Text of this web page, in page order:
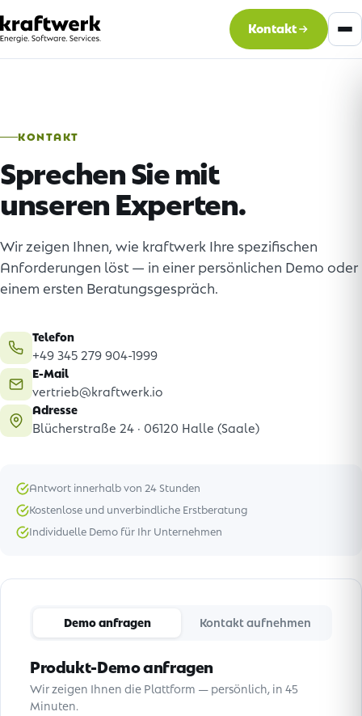
Kontakt
KONTAKT
Sprechen Sie mit
unseren Experten.
Wir zeigen Ihnen, wie kraftwerk Ihre spezifischen
Anforderungen löst — in einer persönlichen Demo oder
einem ersten Beratungsgespräch.
Telefon
+49 345 279 904-1999
E-Mail
vertrieb@kraftwerk.io
Adresse
Blücherstraße 24 · 06120 Halle (Saale)
Antwort innerhalb von 24 Stunden
Kostenlose und unverbindliche Erstberatung
Individuelle Demo für Ihr Unternehmen
Demo anfragen Kontakt aufnehmen
Produkt-Demo anfragen
Wir zeigen Ihnen die Plattform — persönlich, in 45
Minuten.